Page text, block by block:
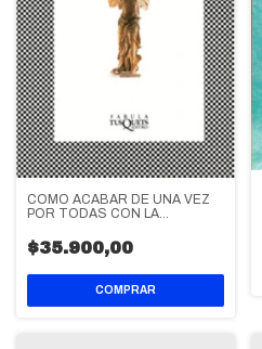
COMO ACABAR DE UNA VEZ
POR TODAS CON LA
$35.900,00